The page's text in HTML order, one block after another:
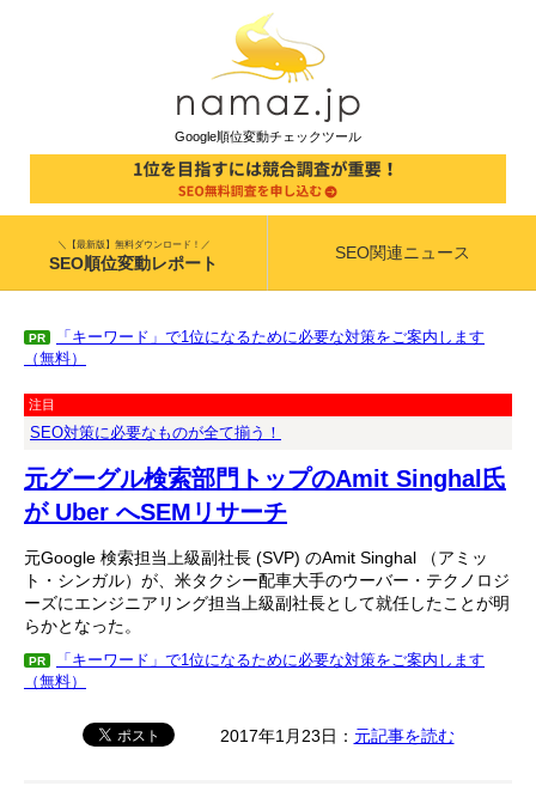
Google順位変動チェックツール
＼【最新版】無料ダウンロード！／
SEO順位変動レポート
SEO関連ニュース
PR
「キーワード」で1位になるために必要な対策をご案内します
（無料）
注目
SEO対策に必要なものが全て揃う！
元グーグル検索部門トップのAmit Singhal氏
が Uber へSEMリサーチ
元Google 検索担当上級副社長 (SVP) のAmit Singhal （アミッ
ト・シンガル）が、米タクシー配車大手のウーバー・テクノロジ
ーズにエンジニアリング担当上級副社長として就任したことが明
らかとなった。
PR
「キーワード」で1位になるために必要な対策をご案内します
（無料）
2017年1月23日： 元記事を読む